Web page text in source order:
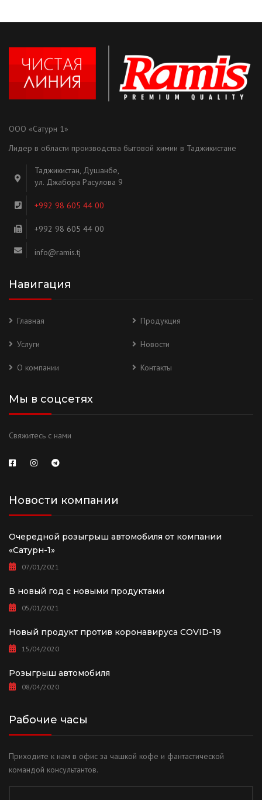
ООО «Сатурн 1»
Лидер в области производства бытовой химии в Таджикистане
Таджикистан, Душанбе,
ул. Джабора Расулова 9
+992 98 605 44 00
+992 98 605 44 00
info@ramis.tj
Навигация
Главная Продукция
Услуги Новости
О компании Контакты
Мы в соцсетях
Свяжитесь с нами
Новости компании
Очередной розыгрыш автомобиля от компании
«Сатурн-1»
07/01/2021
В новый год с новыми продуктами
05/01/2021
Новый продукт против коронавируса COVID-19
15/04/2020
Розыгрыш автомобиля
08/04/2020
Рабочие часы
Приходите к нам в офис за чашкой кофе и фантастической
командой консультантов.